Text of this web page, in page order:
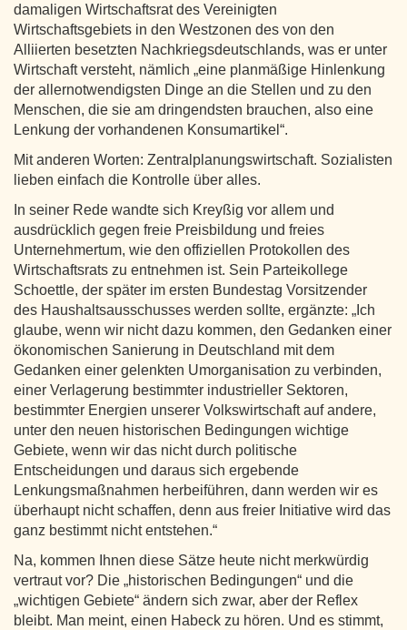
damaligen Wirtschaftsrat des Vereinigten
Wirtschaftsgebiets in den Westzonen des von den
Alliierten besetzten Nachkriegsdeutschlands, was er unter
Wirtschaft versteht, nämlich „eine planmäßige Hinlenkung
der allernotwendigsten Dinge an die Stellen und zu den
Menschen, die sie am dringendsten brauchen, also eine
Lenkung der vorhandenen Konsumartikel“.
Mit anderen Worten: Zentralplanungswirtschaft. Sozialisten
lieben einfach die Kontrolle über alles.
In seiner Rede wandte sich Kreyßig vor allem und
ausdrücklich gegen freie Preisbildung und freies
Unternehmertum, wie den offiziellen Protokollen des
Wirtschaftsrats zu entnehmen ist. Sein Parteikollege
Schoettle, der später im ersten Bundestag Vorsitzender
des Haushaltsausschusses werden sollte, ergänzte: „Ich
glaube, wenn wir nicht dazu kommen, den Gedanken einer
ökonomischen Sanierung in Deutschland mit dem
Gedanken einer gelenkten Umorganisation zu verbinden,
einer Verlagerung bestimmter industrieller Sektoren,
bestimmter Energien unserer Volkswirtschaft auf andere,
unter den neuen historischen Bedingungen wichtige
Gebiete, wenn wir das nicht durch politische
Entscheidungen und daraus sich ergebende
Lenkungsmaßnahmen herbeiführen, dann werden wir es
überhaupt nicht schaffen, denn aus freier Initiative wird das
ganz bestimmt nicht entstehen.“
Na, kommen Ihnen diese Sätze heute nicht merkwürdig
vertraut vor? Die „historischen Bedingungen“ und die
„wichtigen Gebiete“ ändern sich zwar, aber der Reflex
bleibt. Man meint, einen Habeck zu hören. Und es stimmt,